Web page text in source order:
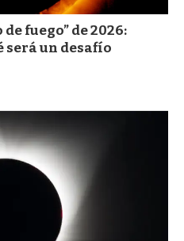
fuego” de 2026:
será un desafío